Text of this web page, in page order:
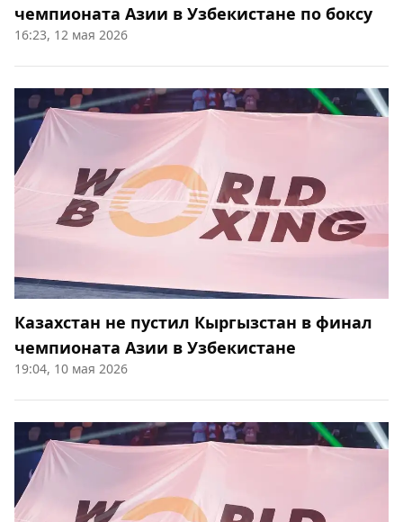
чемпионата Азии в Узбекистане по боксу
16:23, 12 мая 2026
Казахстан не пустил Кыргызстан в финал
чемпионата Азии в Узбекистане
19:04, 10 мая 2026